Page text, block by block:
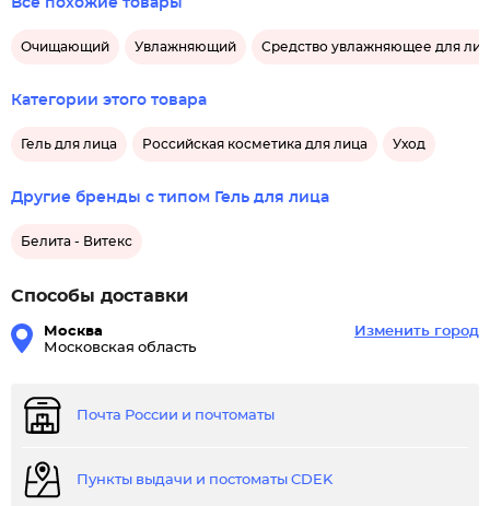
Все похожие товары
Очищающий Увлажняющий Средство увлажняющее для
Категории этого товара
Гель для лица Российская косметика для лица Уход
Другие бренды с типом Гель для лица
Белита - Витекс
Способы доставки
Москва
Московская область
Изменить город
Почта России и почтоматы
Пункты выдачи и постоматы CDEK